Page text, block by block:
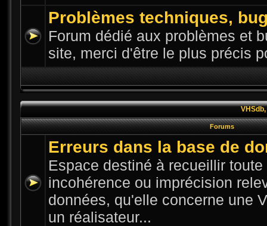
Problèmes techniques,
Forum dédié aux problèmes et
site, merci d'être le plus précis
Forums
Erreurs dans la base de
Espace destiné à recueillir
incohérence ou imprécision
données, qu'elle concerne une
un réalisateur...